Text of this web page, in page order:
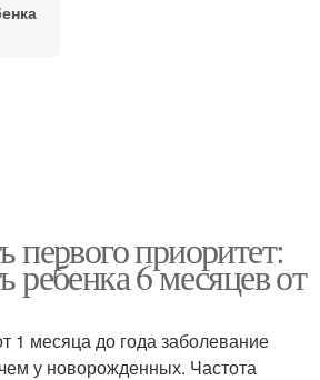
первого приоритет:
ребенка 6 месяцев от
1 месяца до года заболевание
у новорожденных. Частота